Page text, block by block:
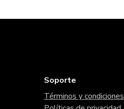
Soporte
Términos y condiciones